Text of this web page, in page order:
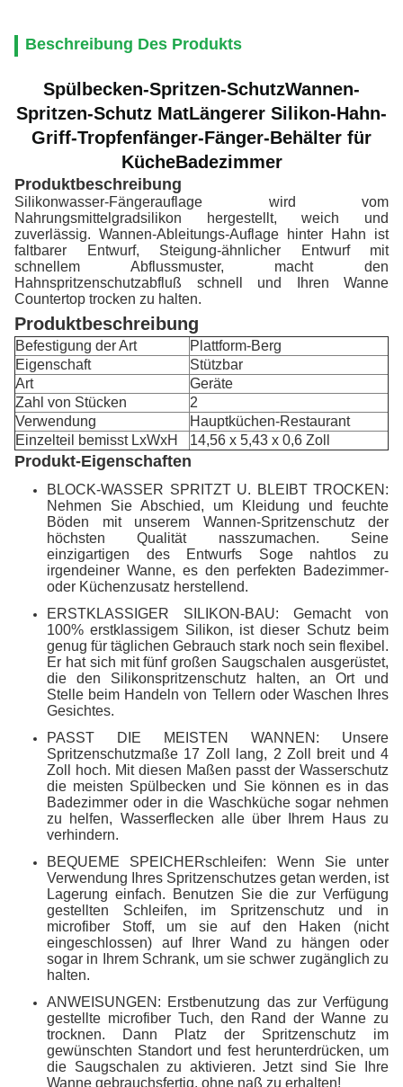
Beschreibung Des Produkts
Spülbecken-Spritzen-SchutzWannen-
Spritzen-Schutz MatLängerer Silikon-Hahn-
Griff-Tropfenfänger-Fänger-Behälter für
KücheBadezimmer
Produktbeschreibung
Silikonwasser-Fängerauflage wird vom
Nahrungsmittelgradsilikon hergestellt, weich und
zuverlässig. Wannen-Ableitungs-Auflage hinter Hahn ist
faltbarer Entwurf, Steigung-ähnlicher Entwurf mit
schnellem Abflussmuster, macht den
Hahnspritzenschutzabfluß schnell und Ihren Wanne
Countertop trocken zu halten.
Produktbeschreibung
Befestigung der Art
Plattform-Berg
Eigenschaft
Stützbar
Art
Geräte
Zahl von Stücken
2
Verwendung
Hauptküchen-Restaurant
Einzelteil bemisst LxWxH
14,56 x 5,43 x 0,6 Zoll
Produkt-Eigenschaften
BLOCK-WASSER SPRITZT U. BLEIBT TROCKEN:
Nehmen Sie Abschied, um Kleidung und feuchte
Böden mit unserem Wannen-Spritzenschutz der
höchsten Qualität nasszumachen. Seine
einzigartigen des Entwurfs Soge nahtlos zu
irgendeiner Wanne, es den perfekten Badezimmer-
oder Küchenzusatz herstellend.
ERSTKLASSIGER SILIKON-BAU: Gemacht von
100% erstklassigem Silikon, ist dieser Schutz beim
genug für täglichen Gebrauch stark noch sein flexibel.
Er hat sich mit fünf großen Saugschalen ausgerüstet,
die den Silikonspritzenschutz halten, an Ort und
Stelle beim Handeln von Tellern oder Waschen Ihres
Gesichtes.
PASST DIE MEISTEN WANNEN: Unsere
Spritzenschutzmaße 17 Zoll lang, 2 Zoll breit und 4
Zoll hoch. Mit diesen Maßen passt der Wasserschutz
die meisten Spülbecken und Sie können es in das
Badezimmer oder in die Waschküche sogar nehmen
zu helfen, Wasserflecken alle über Ihrem Haus zu
verhindern.
BEQUEME SPEICHERschleifen: Wenn Sie unter
Verwendung Ihres Spritzenschutzes getan werden, ist
Lagerung einfach. Benutzen Sie die zur Verfügung
gestellten Schleifen, im Spritzenschutz und in
microfiber Stoff, um sie auf den Haken (nicht
eingeschlossen) auf Ihrer Wand zu hängen oder
sogar in Ihrem Schrank, um sie schwer zugänglich zu
halten.
ANWEISUNGEN: Erstbenutzung das zur Verfügung
gestellte microfiber Tuch, den Rand der Wanne zu
trocknen. Dann Platz der Spritzenschutz im
gewünschten Standort und fest herunterdrücken, um
die Saugschalen zu aktivieren. Jetzt sind Sie Ihre
Wanne gebrauchsfertig, ohne naß zu erhalten!